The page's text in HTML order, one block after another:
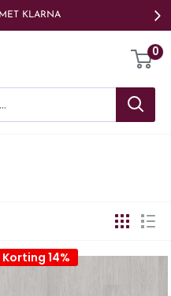
GARANTIE
0
Korting 14%